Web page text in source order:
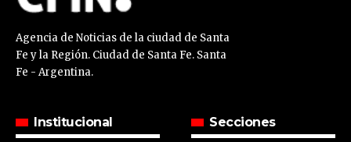
Agencia de Noticias de la ciudad de Santa
Fe y la Región. Ciudad de Santa Fe. Santa
Fe - Argentina.
Institucional Secciones